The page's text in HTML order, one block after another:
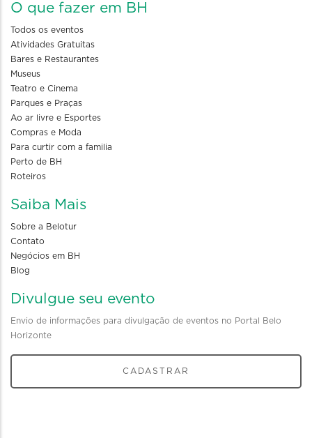
O que fazer em BH
Todos os eventos
Atividades Gratuitas
Bares e Restaurantes
Museus
Teatro e Cinema
Parques e Praças
Ao ar livre e Esportes
Compras e Moda
Para curtir com a familia
Perto de BH
Roteiros
Saiba Mais
Sobre a Belotur
Contato
Negócios em BH
Blog
Divulgue seu evento
Envio de informações para divulgação de eventos no Portal Belo
Horizonte
CADASTRAR